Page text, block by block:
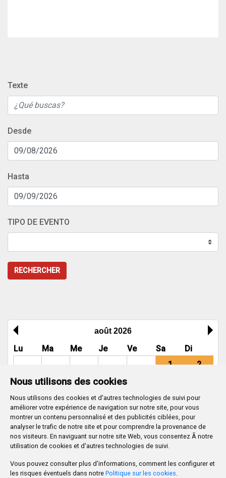
Nous utilisons des cookies
Nous utilisons des cookies et d'autres technologies de suivi pour
améliorer votre expérience de navigation sur notre site, pour vous
montrer un contenu personnalisé et des publicités ciblées, pour
analyser le trafic de notre site et pour comprendre la provenance de
nos visiteurs. En naviguant sur notre site Web, vous consentez Ã notre
utilisation de cookies et d'autres technologies de suivi.
Vous pouvez consulter plus d'informations, comment les configurer et
les risques éventuels dans notre Politique sur les cookies.
Texte
Desde
Hasta
TIPO DE EVENTO
RECHERCHER
août 2026
Lu Ma Me Je Ve Sa
Di
1
2
3
4 5 6
10
11 12 13 14 15
16
17
18 19 20 21 22
23
24
25 26 27 28 29
30
Ayuntamiento de Burgos